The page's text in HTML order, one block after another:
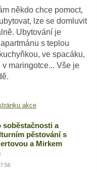
někdo chce pomoct,
lze se domluvit
Ubytování je
s teplou
ve spacáku,
v maringotce... Vše je
akce
soběstačnosti a
pěstování s
a Mirkem